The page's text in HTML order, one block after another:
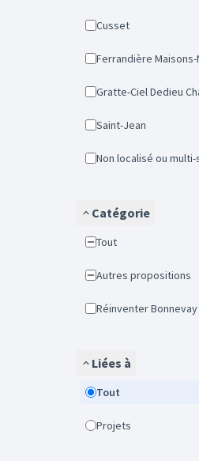
Cusset
Ferrandière
Gratte-Ciel Dedieu
Saint-Jean
Non localisé ou
Catégorie
Tout
Autres propositions
Réinventer Bonnevay
Liées à
Tout
Projets